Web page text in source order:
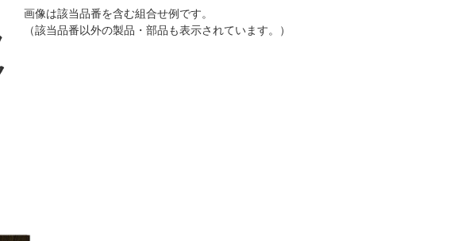
画像は該当品番を含む組合せ例です。
（該当品番以外の製品・部品も表示されています。）